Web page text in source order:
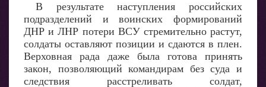
В результате наступления российских
подразделений и воинских формирований
ДНР и ЛНР потери ВСУ стремительно растут,
солдаты оставляют позиции и сдаются в плен.
Верховная рада даже была готова принять
закон, позволяющий командирам без суда и
следствия расстреливать солдат,